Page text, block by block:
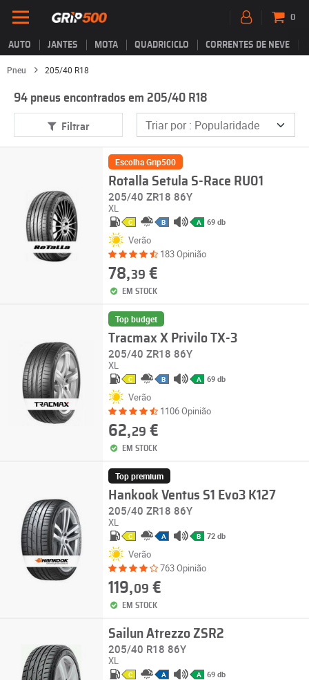
AUTO JANTES MOTA QUADRICICLO CORRENTES DE NEVE
0
Pneu 205/40 R18
94 pneus encontrados em 205/40 R18
Filtrar
Escolha Grip500
Rotalla Setula S-Race RU01
205/40 ZR18 86Y
XL
C B A 69 db
Verão
183 Opinião
78,39 €
EM STOCK
Top budget
Tracmax X Privilo TX-3
205/40 ZR18 86Y
XL
C B A 69 db
Verão
1106 Opinião
62,29 €
EM STOCK
Top premium
Hankook Ventus S1 Evo3 K127
205/40 ZR18 86Y
XL
C A B 72 db
Verão
763 Opinião
119,09 €
EM STOCK
Sailun Atrezzo ZSR2
205/40 R18 86Y
XL
C A A 69 db